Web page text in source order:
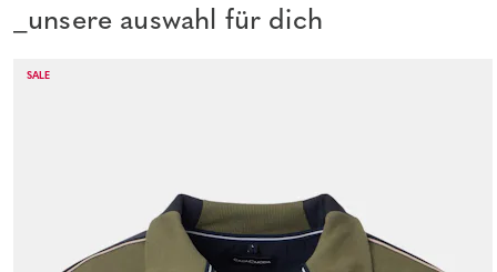
_unsere auswahl für dich
SALE